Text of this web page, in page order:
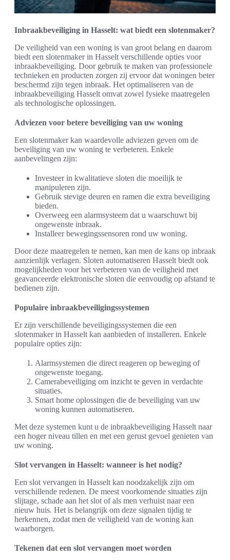
Inbraakbeveiliging in Hasselt: wat biedt een slotenmaker?
De veiligheid van een woning is van groot belang en daarom
biedt een slotenmaker in Hasselt verschillende opties voor
inbraakbeveiliging. Door gebruik te maken van professionele
technieken en producten zorgen zij ervoor dat woningen beter
beschermd zijn tegen inbraak. Het optimaliseren van de
inbraakbeveiliging Hasselt omvat zowel fysieke maatregelen
als technologische oplossingen.
Adviezen voor betere beveiliging van uw woning
Een slotenmaker kan waardevolle adviezen geven om de
beveiliging van uw woning te verbeteren. Enkele
aanbevelingen zijn:
Investeer in kwalitatieve sloten die moeilijk te
manipuleren zijn.
Gebruik stevige deuren en ramen die extra beveiliging
bieden.
Overweeg een alarmsysteem dat u waarschuwt bij
ongewenste inbraak.
Installeer bewegingssensoren rond uw woning.
Door deze maatregelen te nemen, kan men de kans op inbraak
aanzienlijk verlagen. Sloten automatiseren Hasselt biedt ook
mogelijkheden voor het verbeteren van de veiligheid met
geavanceerde elektronische sloten die eenvoudig op afstand te
bedienen zijn.
Populaire inbraakbeveiligingssystemen
Er zijn verschillende beveiligingssystemen die een
slotenmaker in Hasselt kan aanbieden of installeren. Enkele
populaire opties zijn:
Alarmsystemen die direct reageren op beweging of
ongewenste toegang.
Camerabeveiliging om inzicht te geven in verdachte
situaties.
Smart home oplossingen die de beveiliging van uw
woning kunnen automatiseren.
Met deze systemen kunt u de inbraakbeveiliging Hasselt naar
een hoger niveau tillen en met een gerust gevoel genieten van
uw woning.
Slot vervangen in Hasselt: wanneer is het nodig?
Een slot vervangen in Hasselt kan noodzakelijk zijn om
verschillende redenen. De meest voorkomende situaties zijn
slijtage, schade aan het slot of als men verhuist naar een
nieuw huis. Het is belangrijk om deze signalen tijdig te
herkennen, zodat men de veiligheid van de woning kan
waarborgen.
Tekenen dat een slot vervangen moet worden